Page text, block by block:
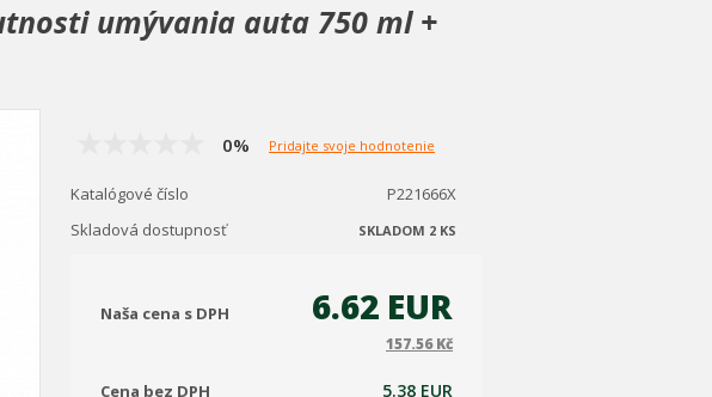
umývania auta 750 ml +
0% Pridajte svoje hodnotenie
Katalógové číslo
P221666X
Skladová dostupnosť
SKLADOM 2 KS
Naša cena s DPH 6.62 EUR
157.56 Kč
Cena bez DPH 5.38 EUR